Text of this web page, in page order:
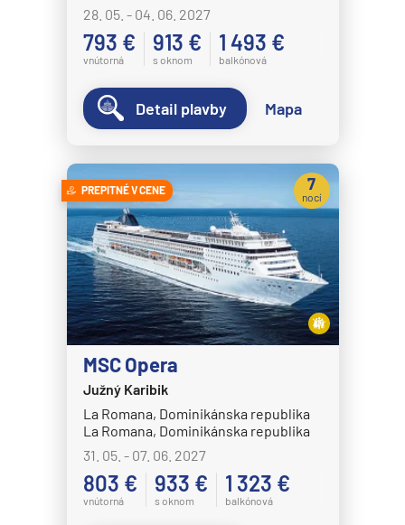
Norwegian Aura
Norwegian Bliss
Norwegian Dawn
Norwegian Encore
Norwegian Escape
Norwegian Gem
Norwegian Getaway
Norwegian Jade
Norwegian Jewel
Norwegian Joy
Norwegian Luna
Norwegian Pearl
Norwegian Prima
Norwegian Sky
Norwegian Spirit
28. 05. - 04. 06. 2027
793 €
vnútorná
913 €
s oknom
1 493 €
balkónová
Detail plavby Mapa
PREPITNÉ V CENE
MSC Opera
Južný Karibik
La Romana, Dominikánska republika
La Romana, Dominikánska republika
31. 05. - 07. 06. 2027
803 €
vnútorná
933 €
s oknom
1 323 €
balkónová
7
nocí